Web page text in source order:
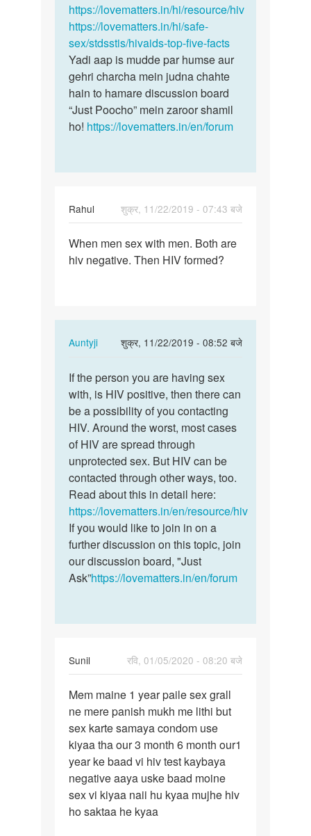
https://lovematters.in/hi/resource/hiv
https://lovematters.in/hi/safe-
sex/stdsstis/hivaids-top-five-facts
Yadi aap is mudde par humse aur
gehri charcha mein judna chahte
hain to hamare discussion board
“Just Poocho” mein zaroor shamil
ho! https://lovematters.in/en/forum
Rahul
शुक्र, 11/22/2019 - 07:43 बजे
When
men
When men sex with men. Both are
hiv negative. Then HIV formed?
Auntyji
शुक्र, 11/22/2019 - 08:52 बजे
In
to
When
men
sex
with
men.
Both…
by
Rahul
If
the
person
you
are
having…
If the person you are having sex
with, is HIV positive, then there can
be a possibility of you contacting
HIV. Around the worst, most cases
of HIV are spread through
unprotected sex. But HIV can be
contacted through other ways, too.
Read about this in detail here:
https://lovematters.in/en/resource/hiv
If you would like to join in on a
further discussion on this topic, join
our discussion board, "Just
Ask”https://lovematters.in/en/forum
Sunil
रवि, 01/05/2020 - 08:20 बजे
Mem
maine
1
year
paile
sex…
Mem maine 1 year paile sex grall
ne mere panish mukh me lithi but
sex karte samaya condom use
kiyaa tha our 3 month 6 month our1
year ke baad vi hiv test kaybaya
negative aaya uske baad moine
sex vi kiyaa naii hu kyaa mujhe hiv
ho saktaa he kyaa